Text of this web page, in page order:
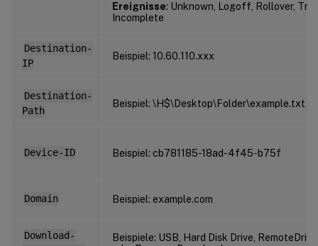
Ereignisse: Unknown, Logoff, Rollover,
Incomplete
Destination-
IP
Beispiel: 10.60.110.xxx
Destination-
Path
Beispiel: \H$\Desktop\Folder\example.txt
Device-ID Beispiel: cb781185-18ad-4f45-b75f
Domain Beispiel: example.com
Download-
Beispiele: USB, Hard Disk Drive,